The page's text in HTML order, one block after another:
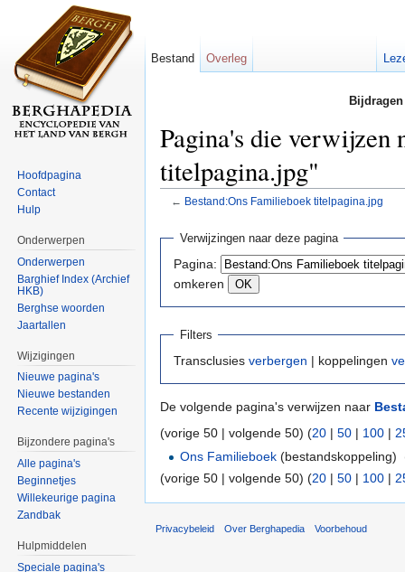
Pagina's die verwijzen
titelpagina.jpg"
← Bestand:Ons Familieboek titelpagina.jpg
Verwijzingen naar deze pagina
Pagina:
omkeren
Filters
Transclusies verbergen | koppelingen
De volgende pagina's verwijzen naar
(vorige 50 | volgende 50) (20 | 50 | 100 |
Ons Familieboek (bestandskoppeling) ‎
(vorige 50 | volgende 50) (20 | 50 | 100 |
Bestand Overleg
Hoofdpagina
Contact
Hulp
Onderwerpen
Onderwerpen
Barghief Index (Archief
HKB)
Berghse woorden
Jaartallen
Wijzigingen
Nieuwe pagina's
Nieuwe bestanden
Recente wijzigingen
Bijzondere pagina's
Alle pagina's
Beginnetjes
Willekeurige pagina
Zandbak
Hulpmiddelen
Speciale pagina's
Privacybeleid Over Berghapedia Voorbehoud